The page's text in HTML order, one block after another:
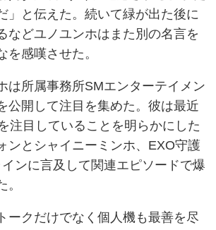
」と伝えた。続いて緑が出た後に
などユノユンホはまた別の名言を
を感嘆させた。
は所属事務所SMエンターテイメン
公開して注目を集めた。彼は最近
注目していることを明らかにした
ンとシャイニーミンホ、EXO守護
ンに言及して関連エピソードで爆
。
ークだけでなく個人機も最善を尽